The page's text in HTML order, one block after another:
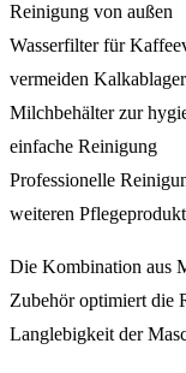
Reinigung von außen
Wasserfilter für
vermeiden
Milchbehälter zur
einfache Reinigung
Professionelle
weiteren
Die Kombination aus
Zubehör optimiert die
Langlebigkeit der